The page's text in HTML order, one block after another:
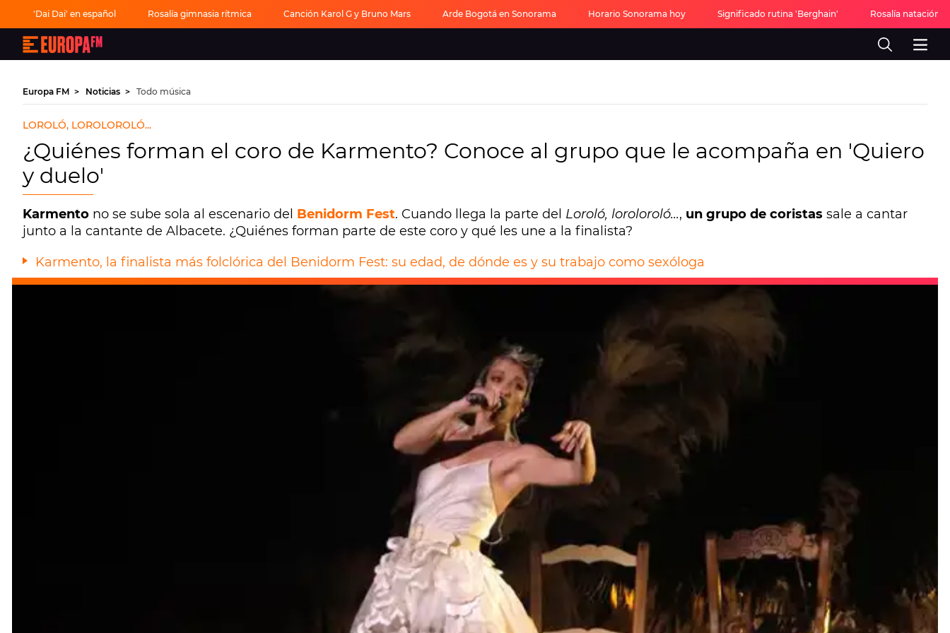
'Dai Dai' en español Rosalía gimnasia rítmica Canción Karol G y Bruno Mars Arde Bogotá en Sonorama Horario Sonorama hoy Significado rutina 'Berghain' Rosalía natación
Europa
FM
-
mejor
música,
virales,
celebrities
y
estilo
de
vida
|
Europa
FM
Europa FM Noticias Todo música
LOROLÓ, LOROLOROLÓ...
¿Quiénes forman el coro de Karmento? Conoce al grupo que le acompaña en 'Quiero
y duelo'
Karmento no se sube sola al escenario del Benidorm Fest. Cuando llega la parte del Loroló, loroloroló..., un grupo de coristas sale a cantar
junto a la cantante de Albacete. ¿Quiénes forman parte de este coro y qué les une a la finalista?
Karmento, la finalista más folclórica del Benidorm Fest: su edad, de dónde es y su trabajo como sexóloga